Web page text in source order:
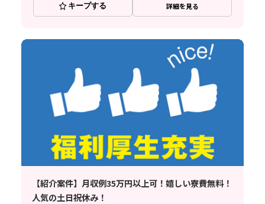
キープする 詳細を見る
【紹介案件】月収例35万円以上可！嬉しい寮費無料！
人気の土日祝休み！